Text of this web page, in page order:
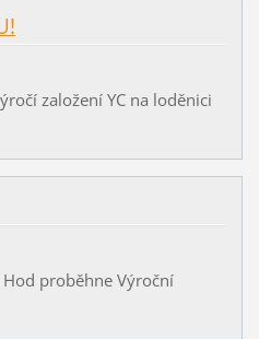
založení YC na loděnici
proběhne Výroční